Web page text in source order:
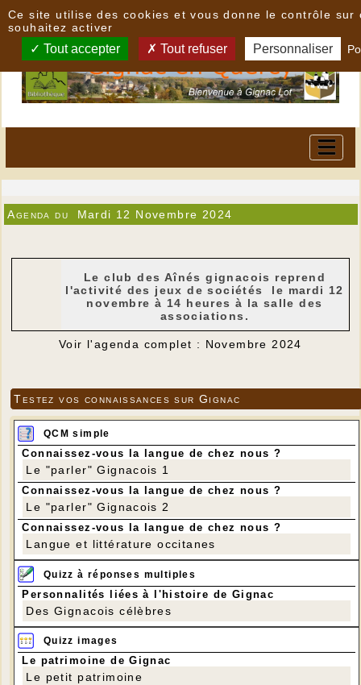
Agenda du Mardi 12 Novembre 2024
Le club des Aînés gignacois reprend
l'activité des jeux de sociétés le mardi 12
novembre à 14 heures à la salle des
associations.
Voir l'agenda complet : Novembre 2024
Testez vos connaissances sur Gignac
QCM simple
Connaissez-vous la langue de chez nous ?
Le "parler" Gignacois 1
Connaissez-vous la langue de chez nous ?
Le "parler" Gignacois 2
Connaissez-vous la langue de chez nous ?
Langue et littérature occitanes
Quizz à réponses multiples
Personnalités liées à l'histoire de Gignac
Des Gignacois célèbres
Quizz images
Le patrimoine de Gignac
Le petit patrimoine
Ce site utilise des cookies et vous donne le contrôle sur
souhaitez activer
Tout accepter Tout refuser Personnaliser